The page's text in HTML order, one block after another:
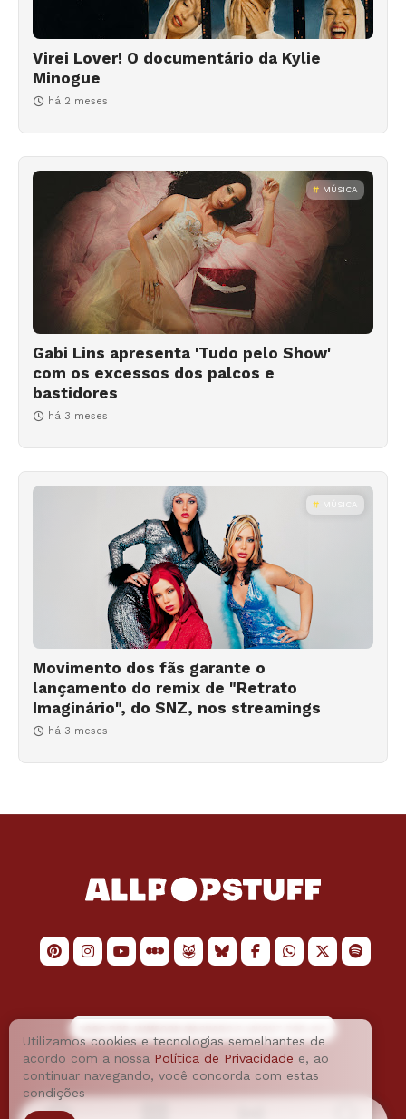
Virei Lover! O documentário da Kylie
Minogue
há 2 meses
MÚSICA
Gabi Lins apresenta 'Tudo pelo Show'
com os excessos dos palcos e
bastidores
há 3 meses
MÚSICA
Movimento dos fãs garante o
lançamento do remix de "Retrato
Imaginário", do SNZ, nos streamings
há 3 meses
Utilizamos cookies e tecnologias semelhantes de
acordo com a nossa Política de Privacidade e, ao
continuar navegando, você concorda com estas
condições